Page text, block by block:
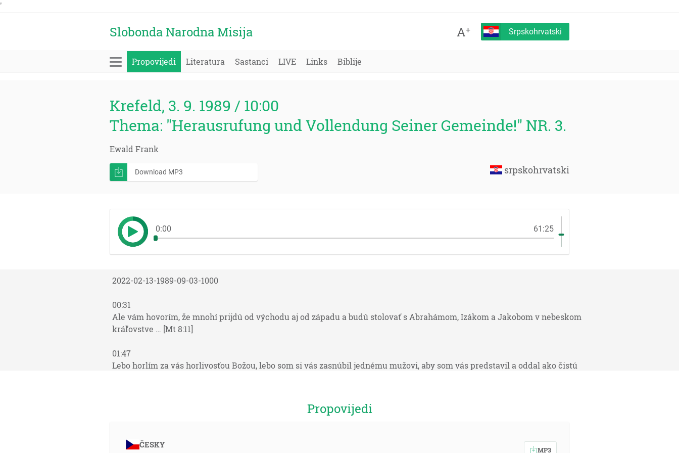
'
Slobonda Narodna Misija A+ Srpskohrvatski
Propovijedi Literatura Sastanci LIVE Links Biblije
Krefeld, 3. 9. 1989 / 10:00
Thema: "Herausrufung und Vollendung Seiner Gemeinde!" NR. 3.
Ewald Frank
srpskohrvatski
Download MP3
0:00 61:25
2022-02-13-1989-09-03-1000
00:31
Ale vám hovorím, že mnohí prijdú od východu aj od západu a budú stolovať s Abrahámom, Izákom a Jakobom v nebeskom
kráľovstve … [Mt 8:11]
01:47
Lebo horlím za vás horlivosťou Božou, lebo som si vás zasnúbil jednému mužovi, aby som vás predstavil a oddal ako čistú
Všetko, čo mi dáva Otec, prijde ku mne, a toho, kto prijde ku mne, nevyženiem von. … A to je vôľa toho, ktorý ma poslal,
03:10
Propovijedi
ČESKY
MP3